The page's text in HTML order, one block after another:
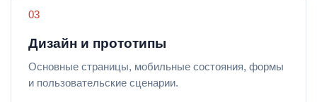
Дизайн и прототипы
Основные страницы, мобильные состояния, формы
и пользовательские сценарии.